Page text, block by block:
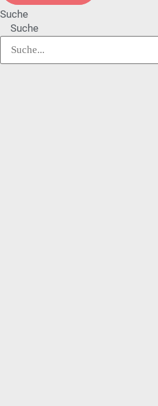
Suche
Suche